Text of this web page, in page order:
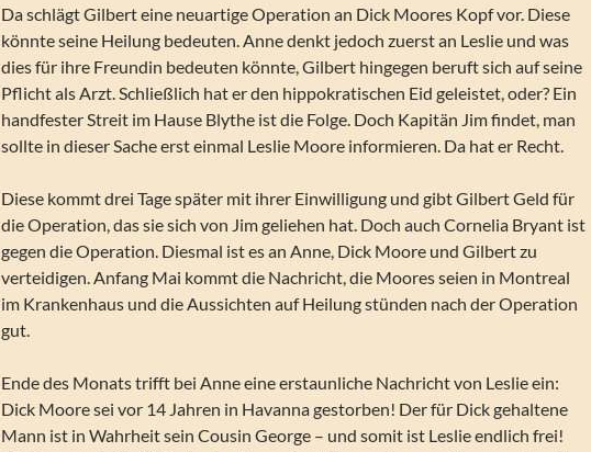
Da schlägt Gilbert eine neuartige Operation an Dick Moores Kopf vor. Diese
könnte seine Heilung bedeuten. Anne denkt jedoch zuerst an Leslie und was
dies für ihre Freundin bedeuten könnte, Gilbert hingegen beruft sich auf seine
Pflicht als Arzt. Schließlich hat er den hippokratischen Eid geleistet, oder? Ein
handfester Streit im Hause Blythe ist die Folge. Doch Kapitän Jim findet, man
sollte in dieser Sache erst einmal Leslie Moore informieren. Da hat er Recht.
Diese kommt drei Tage später mit ihrer Einwilligung und gibt Gilbert Geld für
die Operation, das sie sich von Jim geliehen hat. Doch auch Cornelia Bryant ist
gegen die Operation. Diesmal ist es an Anne, Dick Moore und Gilbert zu
verteidigen. Anfang Mai kommt die Nachricht, die Moores seien in Montreal
im Krankenhaus und die Aussichten auf Heilung stünden nach der Operation
gut.
Ende des Monats trifft bei Anne eine erstaunliche Nachricht von Leslie ein:
Dick Moore sei vor 14 Jahren in Havanna gestorben! Der für Dick gehaltene
Mann ist in Wahrheit sein Cousin George – und somit ist Leslie endlich frei!